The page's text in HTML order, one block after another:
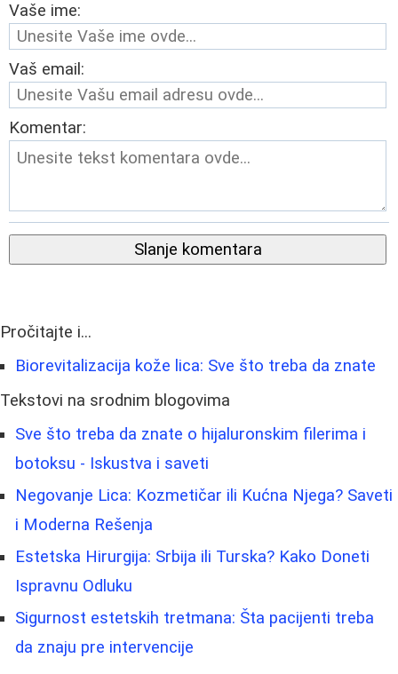
Vaše ime:
Vaš email:
Komentar:
Slanje komentara
Pročitajte i...
Biorevitalizacija kože lica: Sve što treba da znate
Tekstovi na srodnim blogovima
Sve što treba da znate o hijaluronskim filerima i
botoksu - Iskustva i saveti
Negovanje Lica: Kozmetičar ili Kućna Njega? Saveti
i Moderna Rešenja
Estetska Hirurgija: Srbija ili Turska? Kako Doneti
Ispravnu Odluku
Sigurnost estetskih tretmana: Šta pacijenti treba
da znaju pre intervencije